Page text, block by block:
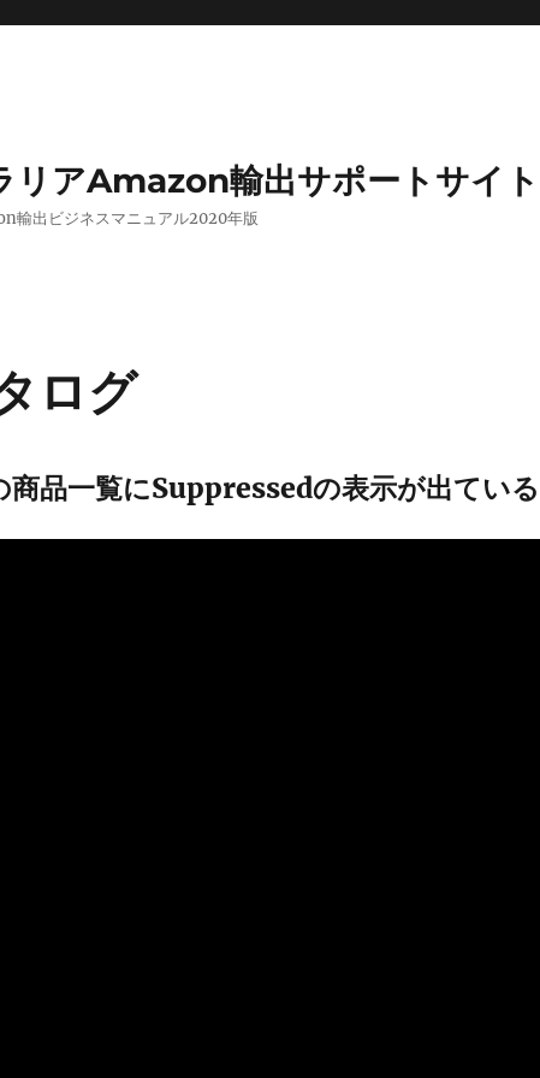
リアAmazon輸出サポートサイト
輸出ビジネスマニュアル2020年版
ログ
品一覧にSuppressedの表示が出ている